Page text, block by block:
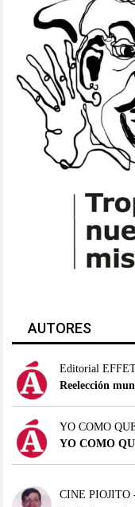
AUTORES
Editorial
Reelección
YO COMO
YO COMO
CINE PIOJITO